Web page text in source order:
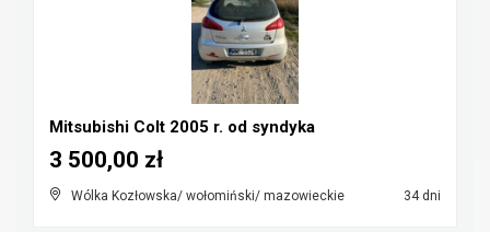
Mitsubishi Colt 2005 r. od syndyka
Wólka Kozłowska/ wołomiński/ mazowieckie 34 dni
3 500,00 zł